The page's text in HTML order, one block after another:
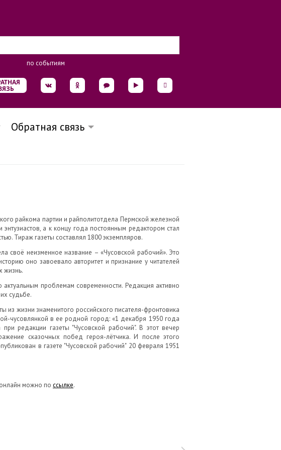
по событиям
Обратная связь
райкома партии и райполитотдела Пермской железной
а к концу года постоянным редактором стал
Тираж газеты составлял 1800 экземпляров.
своё неизменное название – «Чусовской рабочий». Это
оно завоевало авторитет и признание у читателей
жизнь.
актуальным проблемам современности. Редакция активно
судьбе.
из жизни знаменитого российского писателя-фронтовика
чусовлянкой в ее родной город: «1 декабря 1950 года
редакции газеты "Чусовской рабочий". В этот вечер
сказочных побед героя-лётчика. И после этого
в газете "Чусовской рабочий" 20 февраля 1951
можно по ссылке.